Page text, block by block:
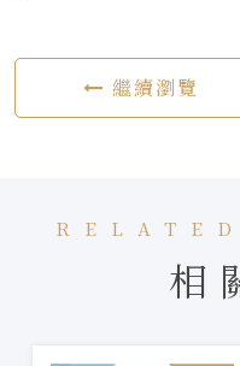
繼續瀏覽
相